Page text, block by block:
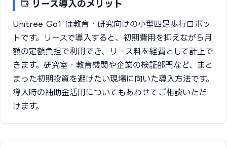
リース導入のメリット
Unitree Go1 は教育・研究向けの小型四足歩行ロボッ
トです。リースで導入すると、初期費用を抑えながら月
額の定額負担で利用でき、リース料を経費として計上で
きます。研究室・教育機関や企業の検証部門など、まと
まった初期投資を避けたい現場に向いた導入方法です。
導入時の補助金活用についてもあわせてご相談いただ
けます。